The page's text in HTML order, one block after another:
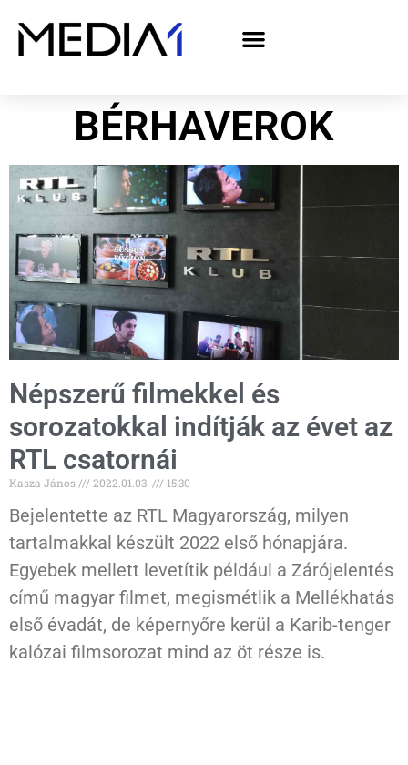
BÉRHAVEROK
Népszerű filmekkel és
sorozatokkal indítják az évet az
RTL csatornái
Kasza János 2022.01.03. 15:30
Bejelentette az RTL Magyarország, milyen
tartalmakkal készült 2022 első hónapjára.
Egyebek mellett levetítik például a Zárójelentés
című magyar filmet, megismétlik a Mellékhatás
első évadát, de képernyőre kerül a Karib-tenger
kalózai filmsorozat mind az öt része is.